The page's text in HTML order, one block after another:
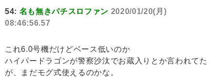
54: 名も無きパチスロファン 2020/01/20(月)
08:46:56.57
これ6.0号機だけどベース低いのか
ハイパードラゴンが警察沙汰でお蔵入りとか言われてた
が、まだモグ式使えるのかな。